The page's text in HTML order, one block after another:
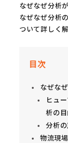
なぜなぜ分析
なぜなぜ分析
ついて詳しく
目次
なぜな
ヒュ
析の
分析
物流現